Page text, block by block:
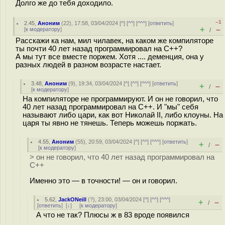
Долго же до тебя доходило.
2.45 ,Аноним (22), 17:58, 03/04/2024 [^] [^^] [^^^] [ответить]
[к модератору]
–1
+ / –
Расскажи ка нам, мил чилавек, на каком же компиляторе
ты почти 40 лет назад программировал на С++?
А мы тут все вместе поржем. Хотя .... деменция, она у
разных людей в разном возрасте настает.
3.48 ,Аноним (9), 19:34, 03/04/2024 [^] [^^] [^^^] [ответить]
[к модератору] + / –
На компиляторе не программируют. И он не говорил, что
40 лет назад программировал на С++. И "мы" себя
называют либо цари, как вот Николай II, либо клоуны. На
царя ты явно не тянешь. Теперь можешь поржать.
4.55 ,Аноним (55), 20:59, 03/04/2024 [^] [^^] [^^^] [ответить]
[к модератору] + / –
> он не говорил, что 40 лет назад программировал на
С++
Именно это — в точности! — он и говорил.
5.62 ,JackONeill (?), 23:00, 03/04/2024 [^] [^^] [^^^]
[ответить] [↓] [к модератору] + / –
А что не так? Плюсы ж в 83 вроде появился